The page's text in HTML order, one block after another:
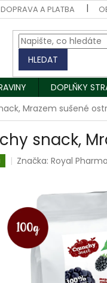
DOPRAVA A PLATBA
HLEDAT
DOPLŇKY
Mrazem sušené
snack,
Značka:Royal